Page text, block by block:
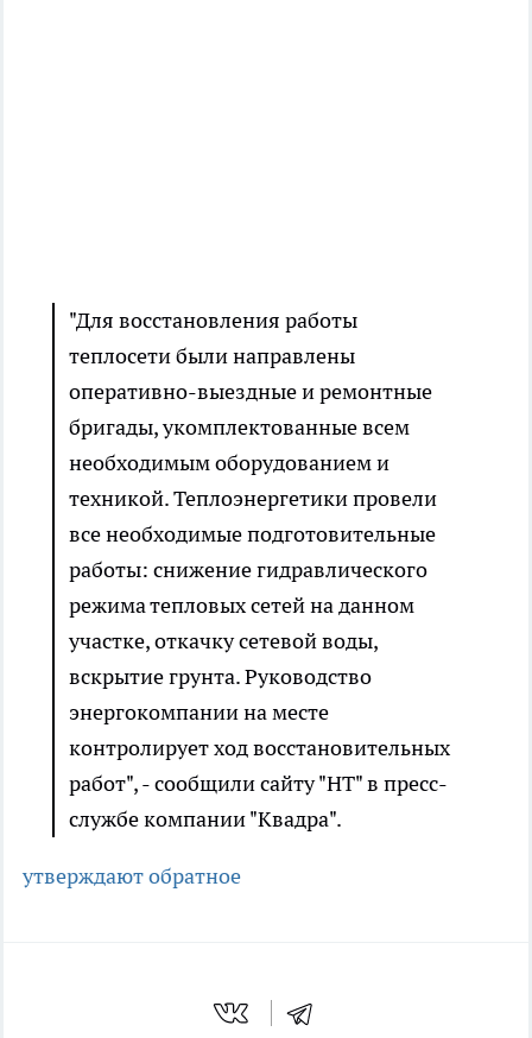
"Для восстановления работы
теплосети были направлены
оперативно-выездные и ремонтные
бригады, укомплектованные всем
необходимым оборудованием и
техникой. Теплоэнергетики провели
все необходимые подготовительные
работы: снижение гидравлического
режима тепловых сетей на данном
участке, откачку сетевой воды,
вскрытие грунта. Руководство
энергокомпании на месте
контролирует ход восстановительных
работ", - сообщили сайту "НТ" в пресс-
службе компании "Квадра".
утверждают обратное